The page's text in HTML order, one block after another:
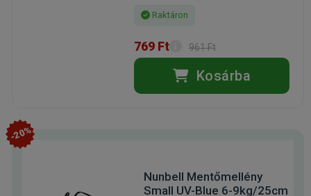
Raktáron
769 Ft 961 Ft
Kosárba
-20%
Nunbell Mentőmellény
Small UV-Blue 6-9kg/25cm